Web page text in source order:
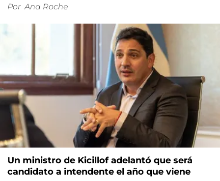
Por Ana Roche
Un ministro de Kicillof adelantó que será
candidato a intendente el año que viene